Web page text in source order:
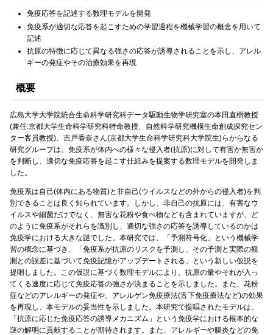
免疫応答を記述する数理モデルを開発
免疫系が適切な応答を起こすための学習過程を機械学習の概念を用いて
記述
抗原の特徴に応じて異なる強さの応答が誘導されることを示し、アレル
ギーの発症やその治療効果を再現
概要
広島大学大学院統合生命科学研究科データ駆動生物学研究室の本田直樹教授
(兼任:京都大学生命科学研究科特命教授、自然科学研究機構生命創成探究セン
ター客員教授)、吉戸香奈さん(京都大学生命科学研究科大学院生)らからなる
研究グループは、免疫系が体内への様々な侵入者(抗原)に対して有害か無害か
を判断し、適切な免疫応答を起こす仕組みを提案する数理モデルを開発しま
した。
免疫系は自己(体内にある物質)と非自己(ウイルスなどの外からの侵入者)を判
別できることは良く知られています。しかし、非自己の抗原には、有害なウ
イルスや細菌だけでなく、無害な花粉や食べ物なども含まれていますが、ど
のように免疫系がそれらを識別し、適切な強さの応答を誘導しているのかは
免疫学における大きな謎でした。本研究では、「予測符号化」という機械学
習の概念に基づき、「免疫系が抗原のリスクを予測し、その予測と実際の観
測との誤差に基づいて免疫記憶がアップデートされる」という新しい仮説を
提唱しました。この仮説に基づく数理モデルにより、抗原の量やそれが入っ
てくる速度に応じて免疫応答の強さが決まることを示しました。また、花粉
症などのアレルギーの発症や、アレルゲン免疫療法(舌下免疫療法など)の効果
を再現し、本モデルの妥当性を示しました。本研究で提唱されたモデルは、
「抗原に応じた免疫応答の誘導メカニズム」という免疫学における根本的な
謎の解明に貢献することが期待されます。また、アレルギーや腸炎などの免